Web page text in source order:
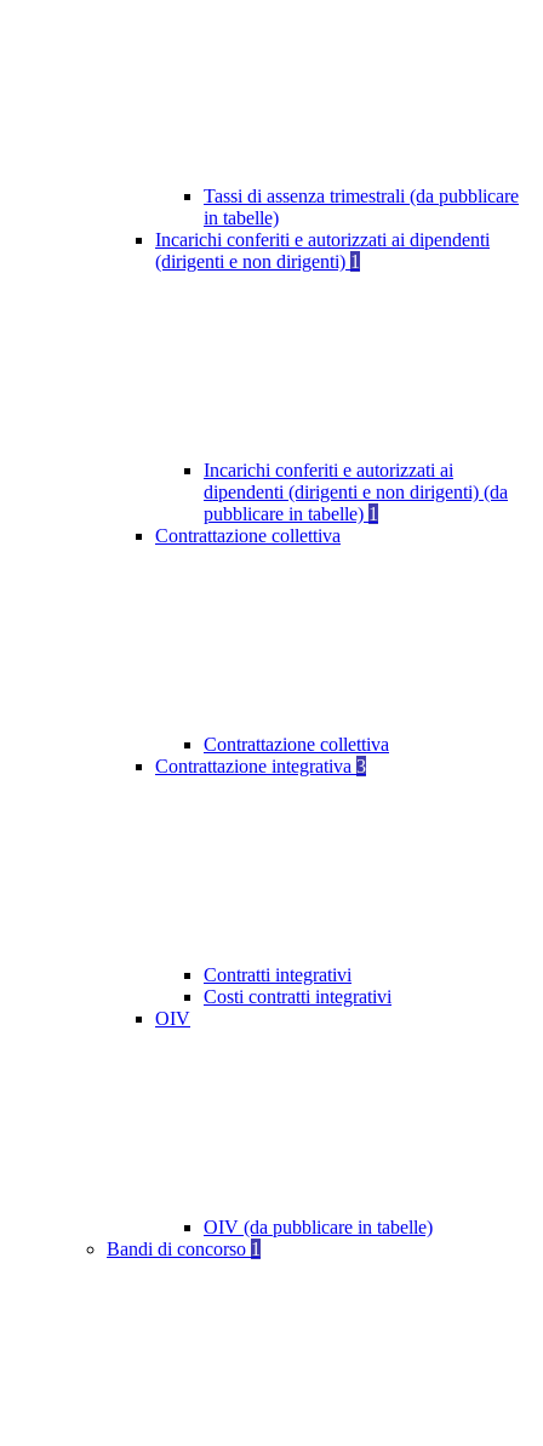
Tassi di assenza trimestrali (da pubblicare
in tabelle)
Incarichi conferiti e autorizzati ai dipendenti
(dirigenti e non dirigenti) 1
Incarichi conferiti e autorizzati ai
dipendenti (dirigenti e non dirigenti) (da
pubblicare in tabelle) 1
Contrattazione collettiva
Contrattazione collettiva
Contrattazione integrativa 3
Contratti integrativi
Costi contratti integrativi
OIV
OIV (da pubblicare in tabelle)
Bandi di concorso 1